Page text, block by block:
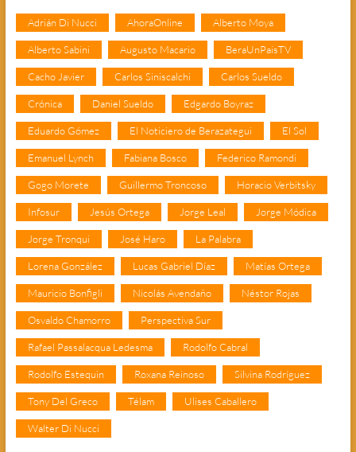
Adrián Di Nucci AhoraOnline Alberto Moya
Alberto Sabini Augusto Macario BeraUnPaisTV
Cacho Javier Carlos Siniscalchi Carlos Sueldo
Crónica Daniel Sueldo Edgardo Boyraz
Eduardo Gómez El Noticiero de Berazategui El Sol
Emanuel Lynch Fabiana Bosco Federico Ramondi
Gogo Morete Guillermo Troncoso Horacio Verbitsky
Infosur Jesús Ortega Jorge Leal Jorge Módica
Jorge Tronqui José Haro La Palabra
Lorena González Lucas Gabriel Díaz Matías Ortega
Mauricio Bonfigli Nicolás Avendaño Néstor Rojas
Osvaldo Chamorro Perspectiva Sur
Rafael Passalacqua Ledesma Rodolfo Cabral
Rodolfo Estequin Roxana Reinoso Silvina Rodríguez
Tony Del Greco Télam Ulises Caballero
Walter Di Nucci